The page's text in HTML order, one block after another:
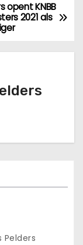
opent KNBB
2021 als
Pelders